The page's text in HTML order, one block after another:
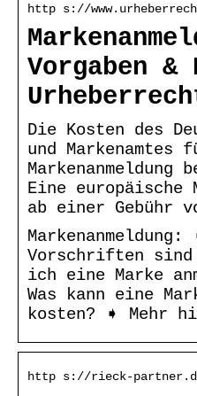
http s://
Vorgaben &
Die Kosten des
und
Markenanmeldung
Eine europäische
ab einer Gebühr
Markenanmeldung:
Vorschriften sind
ich eine Marke
Was kann eine
kosten? ➧ Mehr
http s://rieck-partner.de